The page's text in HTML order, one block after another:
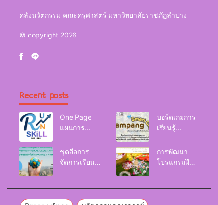
คลังนวัตกรรม คณะครุศาสตร์ มหาวิทยาลัยราชภัฏลำปาง
© copyright 2026
Recent posts
One Page
แผนการ
Reskill
Upskill
บอร์ดเกมการ
เรียนรู้
Smart City
ชุดสื่อการ
จัดการเรียนรู้
(Physical
การพัฒนา
โปรแกรมฝึก